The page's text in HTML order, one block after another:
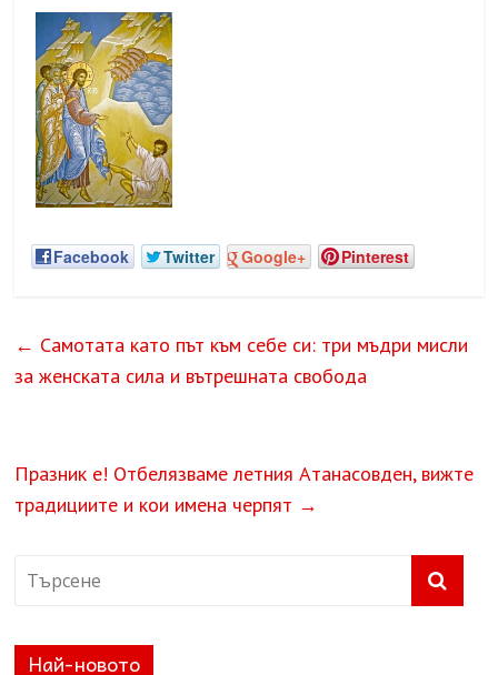
Facebook Twitter Google+ Pinterest
← Самотата като път към себе си: три мъдри мисли
за женската сила и вътрешната свобода
Празник е! Отбелязваме летния Атанасовден, вижте
традициите и кои имена черпят →
Най-новото